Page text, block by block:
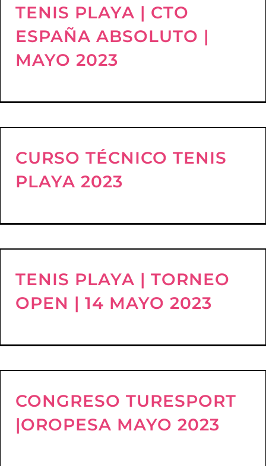
TENIS PLAYA | CTO
ESPAÑA ABSOLUTO |
MAYO 2023
CURSO TÉCNICO TENIS
PLAYA 2023
TENIS PLAYA | TORNEO
OPEN | 14 MAYO 2023
CONGRESO TURESPORT
|OROPESA MAYO 2023